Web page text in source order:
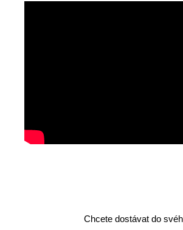
Chcete dostávat do